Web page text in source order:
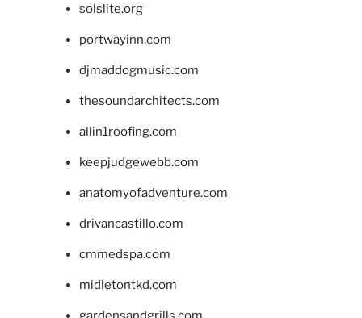
solslite.org
portwayinn.com
djmaddogmusic.com
thesoundarchitects.com
allin1roofing.com
keepjudgewebb.com
anatomyofadventure.com
drivancastillo.com
cmmedspa.com
midletontkd.com